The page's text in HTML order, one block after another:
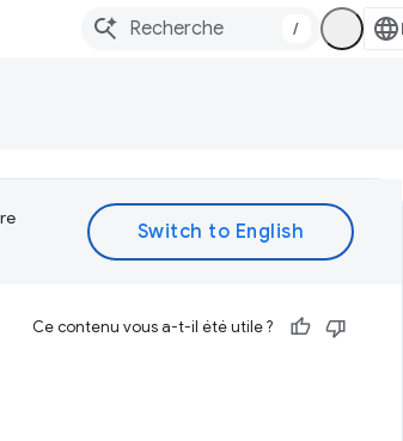
/
Ce contenu vous a-t-il été utile ?